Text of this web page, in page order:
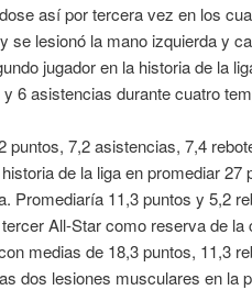
así por tercera vez en los
se lesionó la mano izquierda y
jugador en la historia de la
6 asistencias durante cuatro
puntos, 7,2 asistencias, 7,4
de la liga en promediar 27
Promediaría 11,3 puntos y 5,2
All-Star como reserva de
medias de 18,3 puntos, 11,3
dos lesiones musculares en la